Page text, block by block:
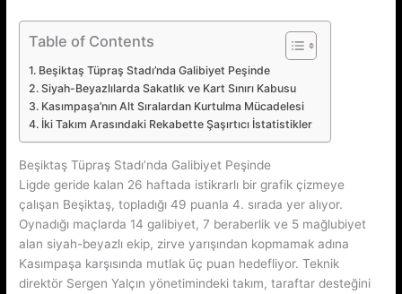
Table of Contents
Beşiktaş Tüpraş Stadı’nda Galibiyet Peşinde
Siyah-Beyazlılarda Sakatlık ve Kart Sınırı Kabusu
Kasımpaşa’nın Alt Sıralardan Kurtulma Mücadelesi
İki Takım Arasındaki Rekabette Şaşırtıcı İstatistikler
Beşiktaş Tüpraş Stadı’nda Galibiyet Peşinde
Ligde geride kalan 26 haftada istikrarlı bir grafik çizmeye
çalışan Beşiktaş, topladığı 49 puanla 4. sırada yer alıyor.
Oynadığı maçlarda 14 galibiyet, 7 beraberlik ve 5 mağlubiyet
alan siyah-beyazlı ekip, zirve yarışından kopmamak adına
Kasımpaşa karşısında mutlak üç puan hedefliyor. Teknik
direktör Sergen Yalçın yönetimindeki takım, taraftar desteğini